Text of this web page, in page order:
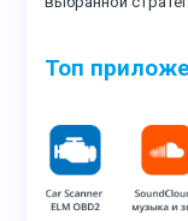
Топ